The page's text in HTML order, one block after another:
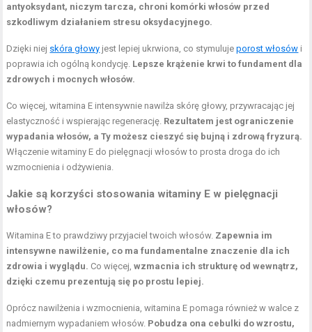
antyoksydant, niczym tarcza, chroni komórki włosów przed
szkodliwym działaniem stresu oksydacyjnego.
Dzięki niej skóra głowy jest lepiej ukrwiona, co stymulujeporost włosów i
poprawia ich ogólną kondycję. Lepsze krążenie krwi to fundament dla
zdrowych i mocnych włosów.
Co więcej, witamina E intensywnie nawilża skórę głowy, przywracając jej
elastyczność i wspierając regenerację. Rezultatem jest ograniczenie
wypadania włosów, a Ty możesz cieszyć się bujną i zdrową fryzurą.
Włączenie witaminy E do pielęgnacji włosów to prosta droga do ich
wzmocnienia i odżywienia.
Jakie są korzyści stosowania witaminy E w pielęgnacji
włosów?
Witamina E to prawdziwy przyjaciel twoich włosów. Zapewnia im
intensywne nawilżenie, co ma fundamentalne znaczenie dla ich
zdrowia i wyglądu. Co więcej,wzmacnia ich strukturę od wewnątrz,
dzięki czemu prezentują się po prostu lepiej.
Oprócz nawilżenia i wzmocnienia, witamina E pomaga również w walce z
nadmiernym wypadaniem włosów. Pobudza ona cebulki do wzrostu,